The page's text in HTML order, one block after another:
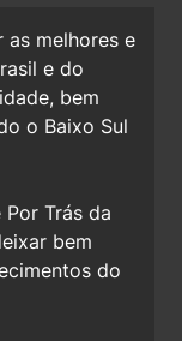
as melhores e
e do
bem
o Baixo Sul
Trás da
bem
do